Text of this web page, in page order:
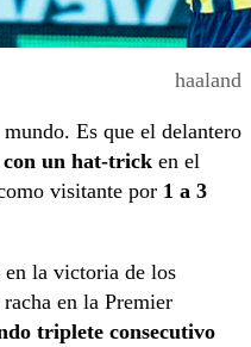
haaland
Es que el delantero
un hat-trick en el
visitante por 1 a 3
en la victoria de los
en la Premier
triplete consecutivo